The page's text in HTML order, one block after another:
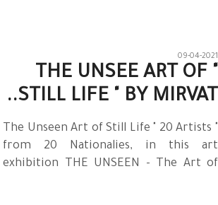
09-04-2021
" THE UNSEE ART OF
STILL LIFE " BY MIRVAT..
" The Unseen Art of Still Life " 20 Artists
from 20 Nationalies, in this art
exhibition THE UNSEEN - The Art of